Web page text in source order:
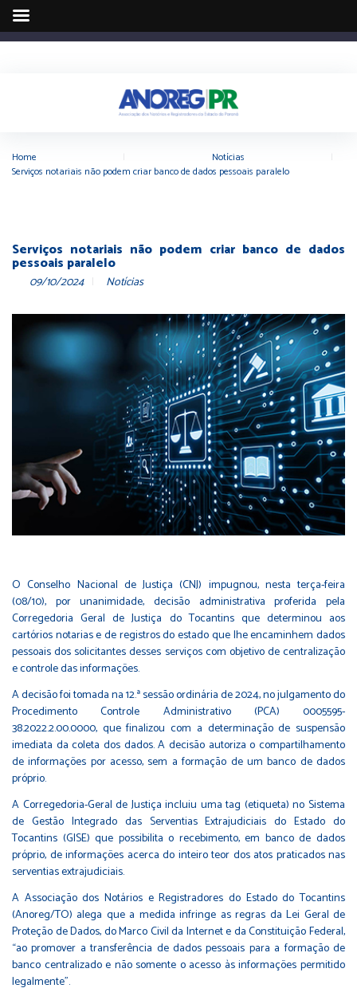
Home Notícias
Serviços notariais não podem criar banco de dados pessoais paralelo
Serviços notariais não podem criar banco de dados
pessoais paralelo
09/10/2024 Notícias
O Conselho Nacional de Justiça (CNJ) impugnou, nesta terça-feira
(08/10), por unanimidade, decisão administrativa proferida pela
Corregedoria Geral de Justiça do Tocantins que determinou aos
cartórios notarias e de registros do estado que lhe encaminhem dados
pessoais dos solicitantes desses serviços com objetivo de centralização
e controle das informações.
A decisão foi tomada na 12.ª sessão ordinária de 2024, no julgamento do
Procedimento Controle Administrativo (PCA) 0005595-
38.2022.2.00.0000, que finalizou com a determinação de suspensão
imediata da coleta dos dados. A decisão autoriza o compartilhamento
de informações por acesso, sem a formação de um banco de dados
próprio.
A Corregedoria-Geral de Justiça incluiu uma tag (etiqueta) no Sistema
de Gestão Integrado das Serventias Extrajudiciais do Estado do
Tocantins (GISE) que possibilita o recebimento, em banco de dados
próprio, de informações acerca do inteiro teor dos atos praticados nas
serventias extrajudiciais.
A Associação dos Notários e Registradores do Estado do Tocantins
(Anoreg/TO) alega que a medida infringe as regras da Lei Geral de
Proteção de Dados, do Marco Civil da Internet e da Constituição Federal,
“ao promover a transferência de dados pessoais para a formação de
banco centralizado e não somente o acesso às informações permitido
legalmente”.